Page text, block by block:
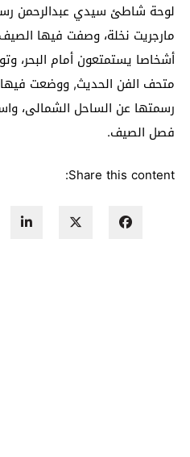
لوحة شاطئ سيدي عبدالرحمن
مارجريت نخلة، وصفت فيها
أشخاصا يستمتعون أمام البحر،
متحف الفن الحديث, ووضعت فيها
رسمتها عن الساحل الشمالى،
فصل الصيف.
Share this content: